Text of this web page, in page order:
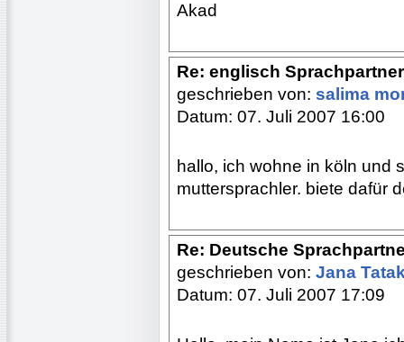
Akad
Re: englisch
geschrieben von: salima
Datum: 07. Juli 2007 16:00
hallo, ich wohne in köln und
muttersprachler. biete dafür
Re: Deutsche
geschrieben von: Jana
Datum: 07. Juli 2007 17:09